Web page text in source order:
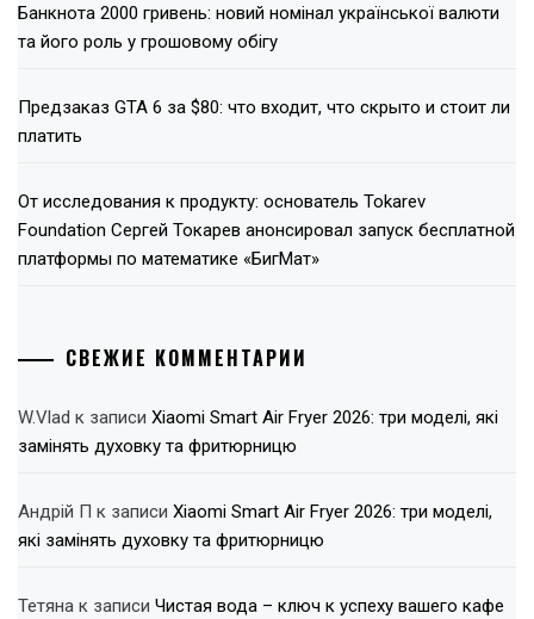
Банкнота 2000 гривень: новий номінал української валюти
та його роль у грошовому обігу
Предзаказ GTA 6 за $80: что входит, что скрыто и стоит ли
платить
От исследования к продукту: основатель Tokarev
Foundation Сергей Токарев анонсировал запуск бесплатной
платформы по математике «БигМат»
СВЕЖИЕ КОММЕНТАРИИ
W.Vlad к записи Xiaomi Smart Air Fryer 2026: три моделі, які
замінять духовку та фритюрницю
Андрій П к записи Xiaomi Smart Air Fryer 2026: три моделі,
які замінять духовку та фритюрницю
Тетяна к записи Чистая вода – ключ к успеху вашего кафе